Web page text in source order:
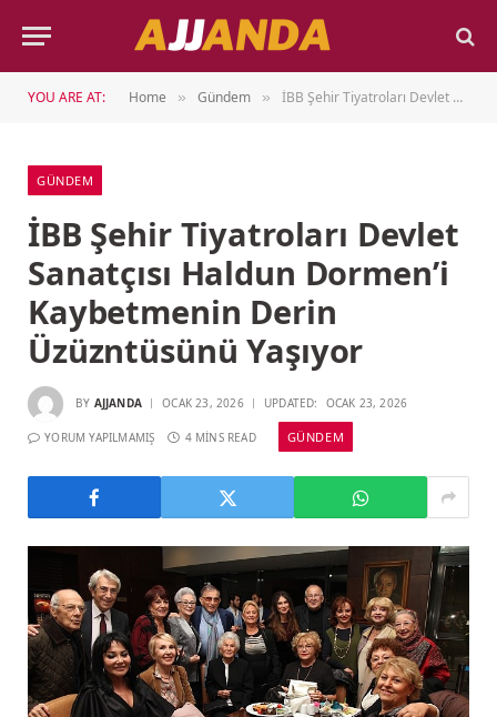
YOU ARE AT: Home » Gündem » İBB Şehir Tiyatroları Devlet Sanatçısı Haldun Dormen’i Kaybetmenin Derin Üzüzntüsünü Yaşıyor
GÜNDEM
İBB Şehir Tiyatroları Devlet
Sanatçısı Haldun Dormen’i
Kaybetmenin Derin
Üzüzntüsünü Yaşıyor
BY AJJANDA OCAK 23, 2026 UPDATED: OCAK 23, 2026
YORUM YAPILMAMIŞ 4 MINS READ GÜNDEM